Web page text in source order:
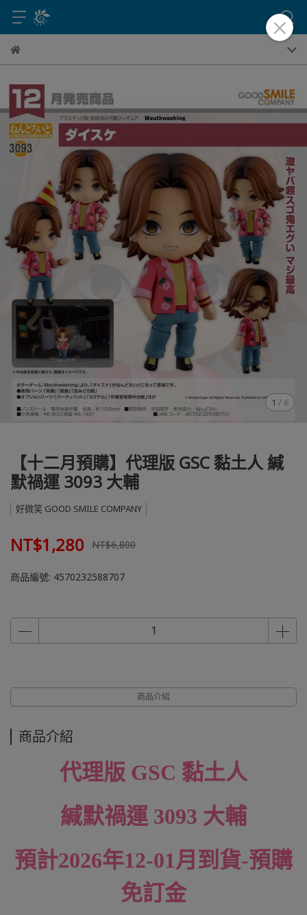
1 / 6
【十二月預購】代理版 GSC 黏土人 緘
默禍運 3093 大輔
好微笑 GOOD SMILE COMPANY
NT$1,280 NT$6,800
商品編號: 4570232588707
商品介紹
商品介紹
代理版 GSC 黏土人
緘默禍運 3093 大輔
預計2026年12-01月到貨-預購
免訂金